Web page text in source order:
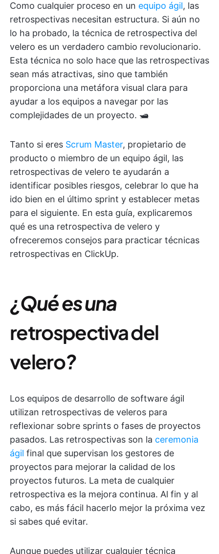
Como cualquier proceso en un equipo ágil, las
retrospectivas necesitan estructura. Si aún no
lo ha probado, la técnica de retrospectiva del
velero es un verdadero cambio revolucionario.
Esta técnica no solo hace que las retrospectivas
sean más atractivas, sino que también
proporciona una metáfora visual clara para
ayudar a los equipos a navegar por las
complejidades de un proyecto. 🛥️
Tanto si eres Scrum Master, propietario de
producto o miembro de un equipo ágil, las
retrospectivas de velero te ayudarán a
identificar posibles riesgos, celebrar lo que ha
ido bien en el último sprint y establecer metas
para el siguiente. En esta guía, explicaremos
qué es una retrospectiva de velero y
ofreceremos consejos para practicar técnicas
retrospectivas en ClickUp.
¿Qué es una
retrospectiva del
velero?
Los equipos de desarrollo de software ágil
utilizan retrospectivas de veleros para
reflexionar sobre sprints o fases de proyectos
pasados. Las retrospectivas son la ceremonia
ágil final que supervisan los gestores de
proyectos para mejorar la calidad de los
proyectos futuros. La meta de cualquier
retrospectiva es la mejora continua. Al fin y al
cabo, es más fácil hacerlo mejor la próxima vez
si sabes qué evitar.
Aunque puedes utilizar cualquier técnica